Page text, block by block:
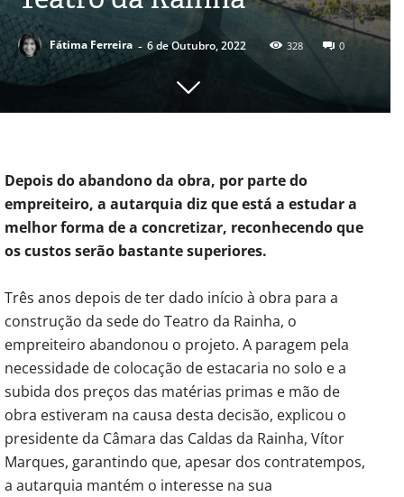
Fátima Ferreira - 6 de Outubro, 2022 328 0
Depois do abandono da obra, por parte do
empreiteiro, a autarquia diz que está a estudar a
melhor forma de a concretizar, reconhecendo que
os custos serão bastante superiores.
Três anos depois de ter dado início à obra para a
construção da sede do Teatro da Rainha, o
empreiteiro abandonou o projeto. A paragem pela
necessidade de colocação de estacaria no solo e a
subida dos preços das matérias primas e mão de
obra estiveram na causa desta decisão, explicou o
presidente da Câmara das Caldas da Rainha, Vítor
Marques, garantindo que, apesar dos contratempos,
a autarquia mantém o interesse na sua